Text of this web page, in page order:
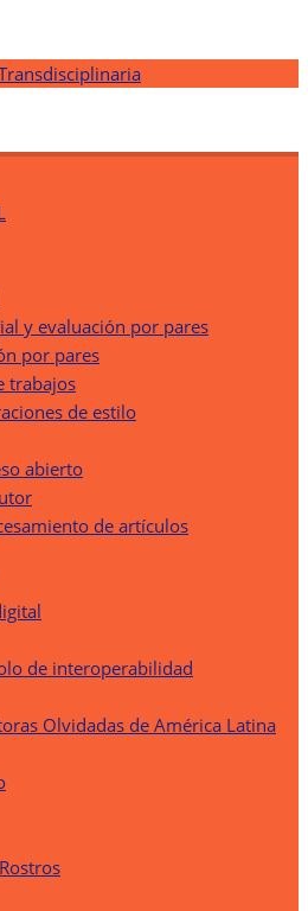
y evaluación por pares
por pares
trabajos
de estilo
abierto
de artículos
de interoperabilidad
Olvidadas de América Latina